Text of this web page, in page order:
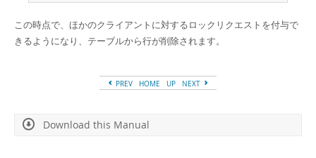
この時点で、ほかのクライアントに対するロックリクエストを付与で
きるようになり、テーブルから行が削除されます。
PREV HOME UP NEXT
Download this Manual